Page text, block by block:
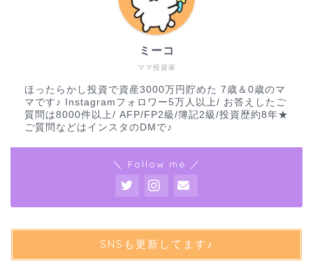
ママ投資家
ミーコ
ほったらかし投資で資産3000万円貯めた 7歳＆0歳のマ
マです♪ Instagramフォロワー5万人以上/ お答えしたご
質問は8000件以上/ AFP/FP2級/簿記2級/投資歴約8年★
ご質問などはインスタのDMで♪
＼ Follow me ／
SNSも更新してます♪